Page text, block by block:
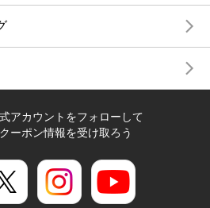
アカウントをフォローして
ーポン情報を受け取ろう